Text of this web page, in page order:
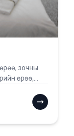
зочны
өрөө,